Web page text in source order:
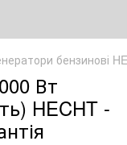
бензинові
Вт
HECHT -